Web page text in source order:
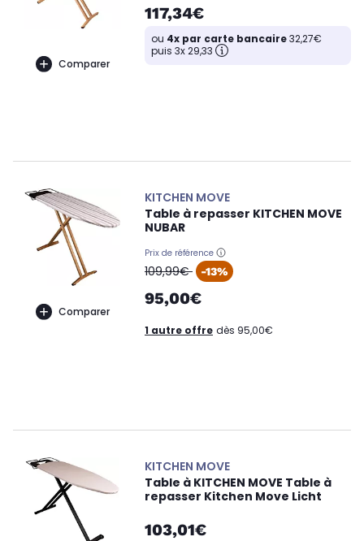
Comparer
117,34€
ou 4x par carte bancaire32,27€
puis 3x 29,33
Comparer
KITCHEN MOVE
Table à repasser KITCHEN MOVE
NUBAR
Prix de référence
oldPrice
109,99€ -13%
95,00€
1 autre offre dès 95,00€
KITCHEN MOVE
Table à KITCHEN MOVE Table à
repasser Kitchen Move Licht
103,01€